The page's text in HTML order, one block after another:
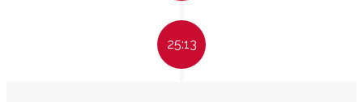
25:13